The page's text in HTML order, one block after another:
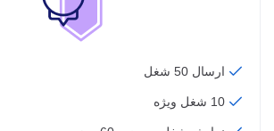
ارسال 50 شغل
10 شغل ویژه